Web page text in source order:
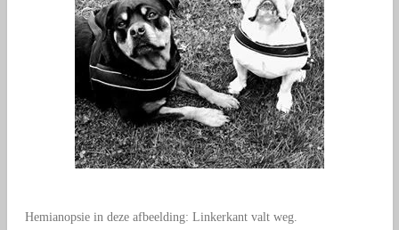
Hemianopsie in deze afbeelding: Linkerkant valt weg.